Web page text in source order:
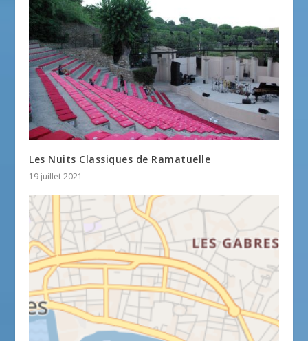
Les Nuits Classiques de Ramatuelle
19 juillet 2021